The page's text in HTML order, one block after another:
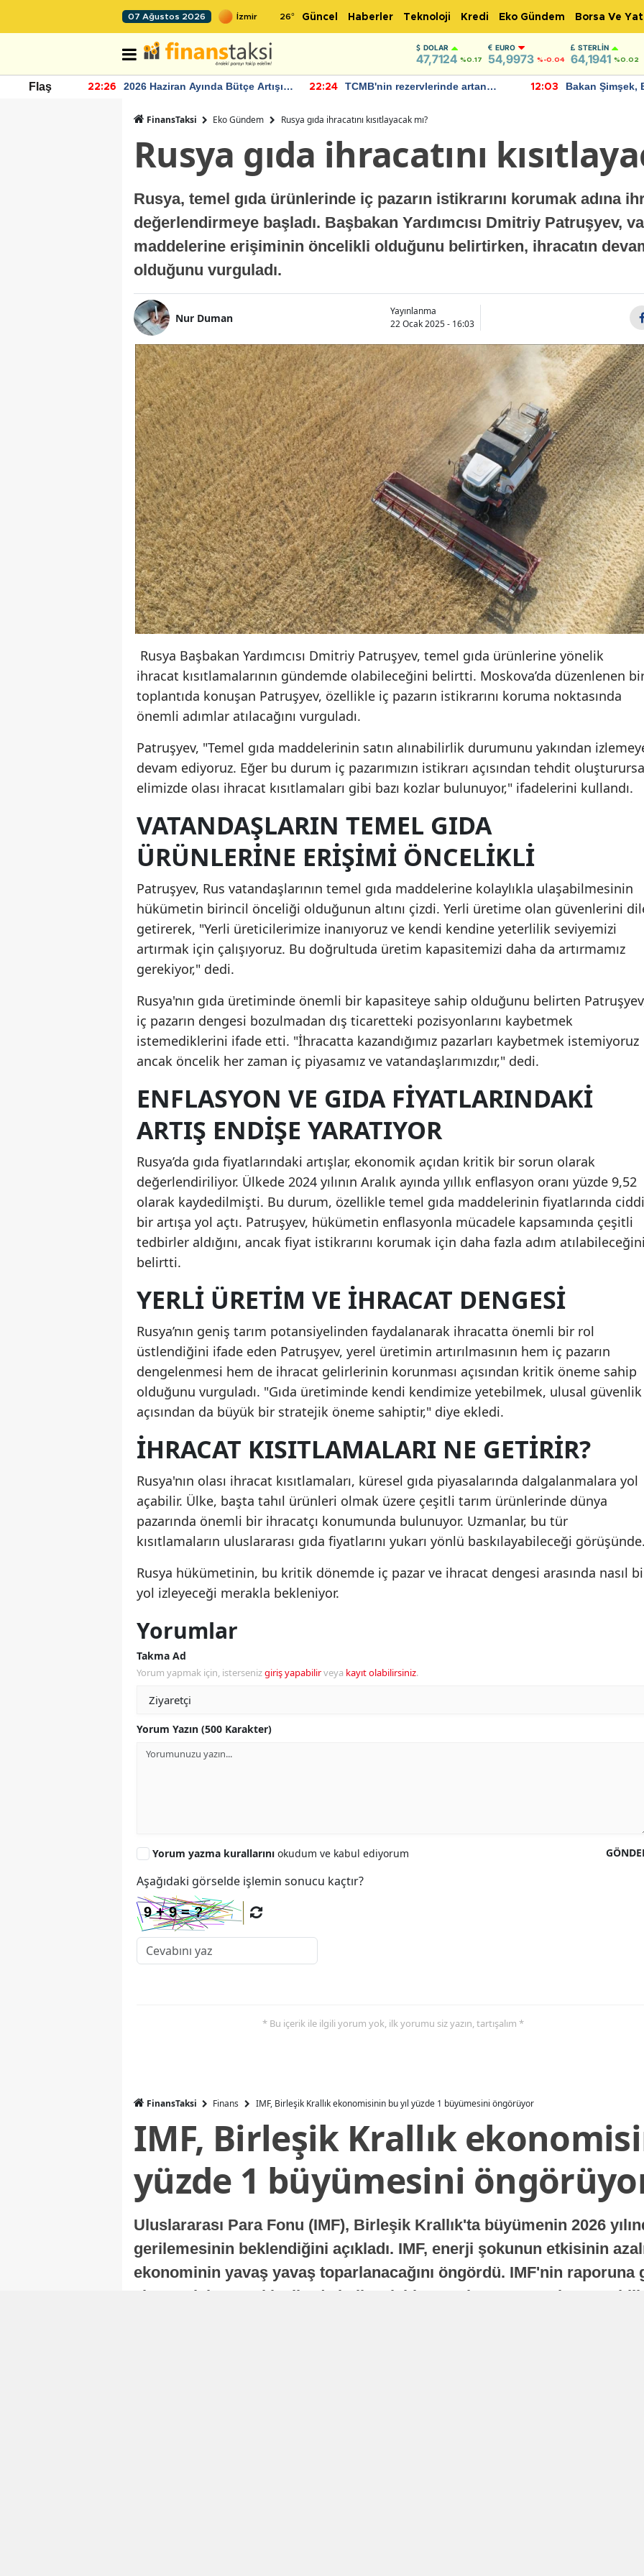
07 Ağustos 2026 26° Güncel Haberler Teknoloji Kredi Eko Gündem Borsa Ve
DOLAR
47,7124 %0.17
EURO
54,9973 %-0.04
STERLIN
64,1941 %0.02
Flaş 22:26
2026 Haziran Ayında Bütçe Artışı
22:24
TCMB'nin rezervlerinde artan
12:03
Bakan Şimşek,
FinansTaksi Eko Gündem Rusya gıda ihracatını kısıtlayacak mı?
Rusya gıda ihracatını
Rusya, temel gıda ürünlerinde iç pazarın istikrarını korumak adına
değerlendirmeye başladı. Başbakan Yardımcısı Dmitriy Patruşyev,
maddelerine erişiminin öncelikli olduğunu belirtirken, ihracatın
olduğunu vurguladı.
Nur Duman
Yayınlanma
22 Ocak 2025 - 16:03
Rusya Başbakan Yardımcısı Dmitriy Patruşyev, temel gıda ürünlerine yönelik
ihracat kısıtlamalarının gündemde olabileceğini belirtti. Moskova’da düzenlenen
toplantıda konuşan Patruşyev, özellikle iç pazarın istikrarını koruma noktasında
önemli adımlar atılacağını vurguladı.
Patruşyev, "Temel gıda maddelerinin satın alınabilirlik durumunu yakından
devam ediyoruz. Eğer bu durum iç pazarımızın istikrarı açısından tehdit
elimizde olası ihracat kısıtlamaları gibi bazı kozlar bulunuyor," ifadelerini kullandı.
VATANDAŞLARIN TEMEL GIDA
ÜRÜNLERINE ERIŞIMI ÖNCELIKLI
Patruşyev, Rus vatandaşlarının temel gıda maddelerine kolaylıkla ulaşabilmesinin
hükümetin birincil önceliği olduğunun altını çizdi. Yerli üretime olan güvenlerini
getirerek, "Yerli üreticilerimize inanıyoruz ve kendi kendine yeterlilik seviyemizi
artırmak için çalışıyoruz. Bu doğrultuda üretim kapasitemizi daha da artırmamız
gerekiyor," dedi.
Rusya'nın gıda üretiminde önemli bir kapasiteye sahip olduğunu belirten
iç pazarın dengesi bozulmadan dış ticaretteki pozisyonlarını kaybetmek
istemediklerini ifade etti. "İhracatta kazandığımız pazarları kaybetmek istemiyoruz
ancak öncelik her zaman iç piyasamız ve vatandaşlarımızdır," dedi.
ENFLASYON VE GIDA FIYATLARINDAKI
ARTIŞ ENDIŞE YARATIYOR
Rusya’da gıda fiyatlarındaki artışlar, ekonomik açıdan kritik bir sorun olarak
değerlendiriliyor. Ülkede 2024 yılının Aralık ayında yıllık enflasyon oranı yüzde 9,52
olarak kaydedilmişti. Bu durum, özellikle temel gıda maddelerinin fiyatlarında ciddi
bir artışa yol açtı. Patruşyev, hükümetin enflasyonla mücadele kapsamında çeşitli
tedbirler aldığını, ancak fiyat istikrarını korumak için daha fazla adım
belirtti.
YERLI ÜRETIM VE İHRACAT DENGESI
Rusya’nın geniş tarım potansiyelinden faydalanarak ihracatta önemli bir rol
üstlendiğini ifade eden Patruşyev, yerel üretimin artırılmasının hem iç pazarın
dengelenmesi hem de ihracat gelirlerinin korunması açısından kritik öneme sahip
olduğunu vurguladı. "Gıda üretiminde kendi kendimize yetebilmek, ulusal güvenlik
açısından da büyük bir stratejik öneme sahiptir," diye ekledi.
İHRACAT KISITLAMALARI NE GETIRIR?
Rusya'nın olası ihracat kısıtlamaları, küresel gıda piyasalarında dalgalanmalara yol
açabilir. Ülke, başta tahıl ürünleri olmak üzere çeşitli tarım ürünlerinde dünya
pazarında önemli bir ihracatçı konumunda bulunuyor. Uzmanlar, bu tür
kısıtlamaların uluslararası gıda fiyatlarını yukarı yönlü baskılayabileceği
Rusya hükümetinin, bu kritik dönemde iç pazar ve ihracat dengesi arasında nasıl
yol izleyeceği merakla bekleniyor.
Yorumlar
Takma Ad
Yorum yapmak için, istersenizgiriş yapabilirveya kayıt olabilirsiniz.
Yorum Yazın (500 Karakter)
Yorum yazma kurallarını okudum ve kabul ediyorum
Aşağıdaki görselde işlemin sonucu kaçtır?
* Bu içerik ile ilgili yorum yok, ilk yorumu siz yazın, tartışalım *
FinansTaksi Finans IMF, Birleşik Krallık ekonomisinin bu yıl yüzde 1 büyümesini öngörüyor
IMF, Birleşik Krallık
yüzde 1 büyümesini
Uluslararası Para Fonu (IMF), Birleşik Krallık'ta büyümenin 2026
gerilemesinin beklendiğini açıkladı. IMF, enerji şokunun etkisinin
ekonominin yavaş yavaş toparlanacağını öngördü. IMF'nin raporuna
ekonomisi, sonraki yıllarda istikrarlı bir toparlanma süreci